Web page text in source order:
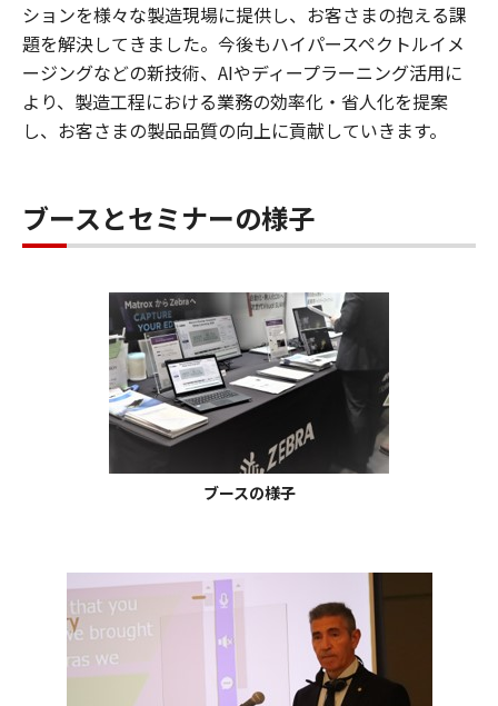
ションを様々な製造現場に提供し、お客さまの抱える課
題を解決してきました。今後もハイパースペクトルイメ
ージングなどの新技術、AIやディープラーニング活用に
より、製造工程における業務の効率化・省人化を提案
し、お客さまの製品品質の向上に貢献していきます。
ブースとセミナーの様子
ブースの様子